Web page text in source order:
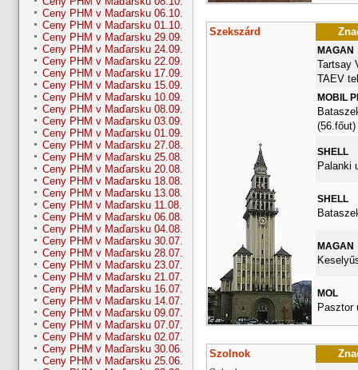
Ceny PHM v Maďarsku 06.10.
Ceny PHM v Maďarsku 01.10.
Ceny PHM v Maďarsku 29.09.
Ceny PHM v Maďarsku 24.09.
Ceny PHM v Maďarsku 22.09.
Ceny PHM v Maďarsku 17.09.
Ceny PHM v Maďarsku 15.09.
Ceny PHM v Maďarsku 10.09.
Ceny PHM v Maďarsku 08.09.
Ceny PHM v Maďarsku 03.09.
Ceny PHM v Maďarsku 01.09.
Ceny PHM v Maďarsku 27.08.
Ceny PHM v Maďarsku 25.08.
Ceny PHM v Maďarsku 20.08.
Ceny PHM v Maďarsku 18.08.
Ceny PHM v Maďarsku 13.08.
Ceny PHM v Maďarsku 11.08.
Ceny PHM v Maďarsku 06.08.
Ceny PHM v Maďarsku 04.08.
Ceny PHM v Maďarsku 30.07.
Ceny PHM v Maďarsku 28.07.
Ceny PHM v Maďarsku 23.07.
Ceny PHM v Maďarsku 21.07.
Ceny PHM v Maďarsku 16.07.
Ceny PHM v Maďarsku 14.07.
Ceny PHM v Maďarsku 09.07.
Ceny PHM v Maďarsku 07.07.
Ceny PHM v Maďarsku 02.07.
Ceny PHM v Maďarsku 30.06.
Ceny PHM v Maďarsku 25.06.
Szekszárd
MAGAN
Tartsay
TAEV
MOBIL
(56.főut)
SHELL
Palanki
SHELL
MAGAN
MOL
Pasztor
Szolnok